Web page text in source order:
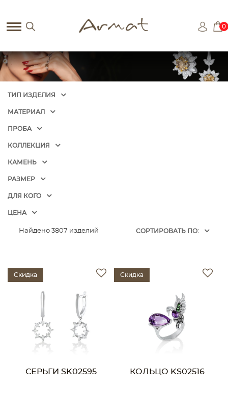
0
ТИП ИЗДЕЛИЯ
МАТЕРИАЛ
ПРОБА
КОЛЛЕКЦИЯ
КАМЕНЬ
РАЗМЕР
ДЛЯ КОГО
ЦЕНА
Найдено 3807 изделий CОРТИРОВАТЬ ПО:
Скидка
СЕРЬГИ SK02595
Скидка
КОЛЬЦО KS02516